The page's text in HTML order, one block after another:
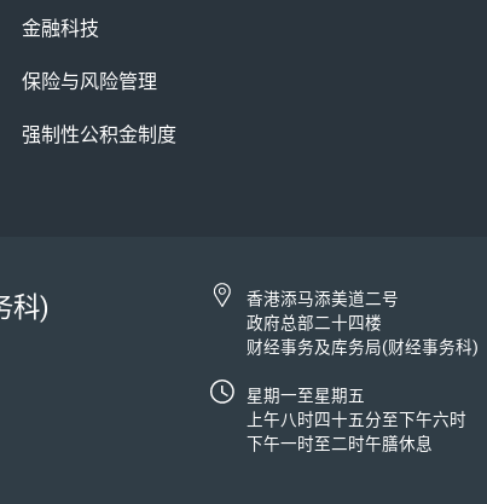
金融科技
保险与风险管理
强制性公积金制度
科)
香港添马添美道二号
政府总部二十四楼
财经事务及库务局(财经事务科)
星期一至星期五
上午八时四十五分至下午六时
下午一时至二时午膳休息